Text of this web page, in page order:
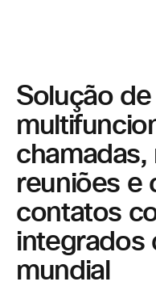
Solução
reuniões e
contatos
integrados
mundial